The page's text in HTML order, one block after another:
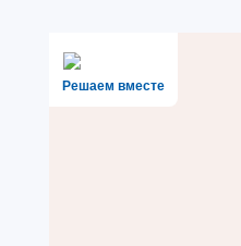
Решаем вместе